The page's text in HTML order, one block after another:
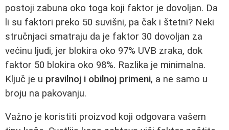
postoji zabuna oko toga koji faktor je dovoljan. Da
li su faktori preko 50 suvišni, pa čak i štetni? Neki
stručnjaci smatraju da je faktor 30 dovoljan za
većinu ljudi, jer blokira oko 97% UVB zraka, dok
faktor 50 blokira oko 98%. Razlika je minimalna.
Ključ je u pravilnoj i obilnoj primeni, a ne samo u
broju na pakovanju.
Važno je koristiti proizvod koji odgovara vašem